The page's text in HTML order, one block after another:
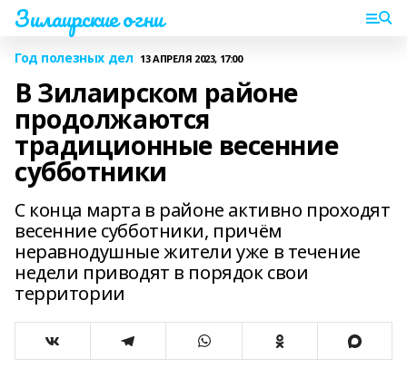
Зилаирские огни
Год полезных дел 13 АПРЕЛЯ 2023, 17:00
В Зилаирском районе
продолжаются
традиционные весенние
субботники
С конца марта в районе активно проходят
весенние субботники, причём
неравнодушные жители уже в течение
недели приводят в порядок свои
территории